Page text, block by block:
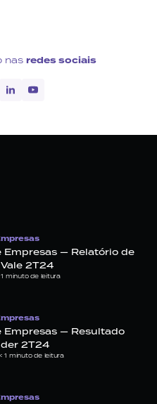
nas redes sociais
Empresas — Relatório de
2T24
minuto de leitura
Empresas — Resultado
2T24
< 1 minuto de leitura